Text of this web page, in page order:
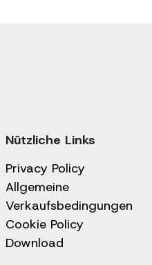
Nützliche Links
Privacy Policy
Allgemeine
Verkaufsbedingungen
Cookie Policy
Download